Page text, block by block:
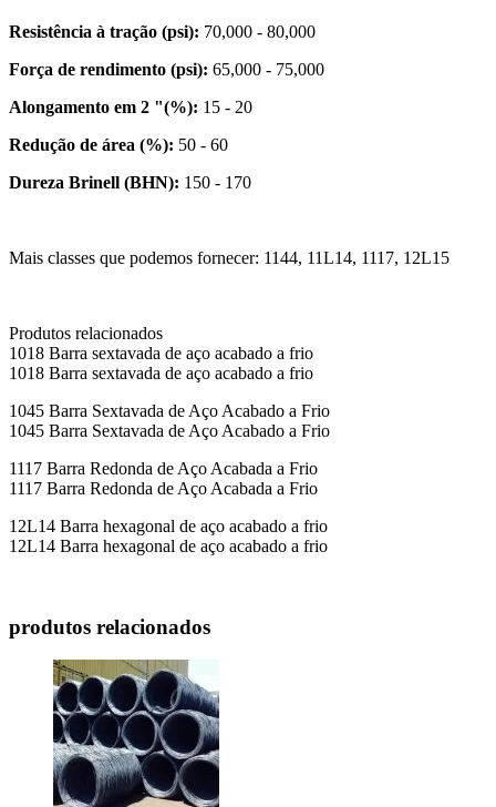
Resistência à tração (psi): 70,000 - 80,000
Força de rendimento (psi): 65,000 - 75,000
Alongamento em 2 "(%): 15 - 20
Redução de área (%): 50 - 60
Dureza Brinell (BHN): 150 - 170
Mais classes que podemos fornecer: 1144, 11L14, 1117, 12L15
Produtos relacionados
1018 Barra sextavada de aço acabado a frio
1018 Barra sextavada de aço acabado a frio
1045 Barra Sextavada de Aço Acabado a Frio
1045 Barra Sextavada de Aço Acabado a Frio
1117 Barra Redonda de Aço Acabada a Frio
1117 Barra Redonda de Aço Acabada a Frio
12L14 Barra hexagonal de aço acabado a frio
12L14 Barra hexagonal de aço acabado a frio
produtos relacionados